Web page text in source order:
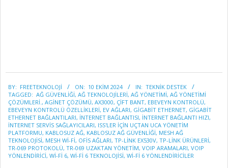
10-
10
BY: FREETEKNOLOJI ON: 10 EKIM 2024 IN: TEKNİK DESTEK
TAGGED: AĞ GÜVENLIĞI, AĞ TEKNOLOJILERI, AĞ YÖNETIMI, AĞ YÖNETIMI
ÇÖZÜMLERI., AGINET ÇÖZÜMÜ, AX3000, ÇIFT BANT, EBEVEYN KONTROLÜ,
EBEVEYN KONTROLÜ ÖZELLIKLERI, EV AĞLARI, GIGABIT ETHERNET, GIGABIT
ETHERNET BAĞLANTILARI, İNTERNET BAĞLANTISI, İNTERNET BAĞLANTI HIZI,
INTERNET SERVIS SAĞLAYICILARI, ISS'LER IÇIN UÇTAN UCA YÖNETIM
PLATFORMU, KABLOSUZ AĞ, KABLOSUZ AĞ GÜVENLIĞI, MESH AĞ
TEKNOLOJISI, MESH WI-FI, OFIS AĞLARI, TP-LINK EX530V, TP-LINK ÜRÜNLERI,
TR-069 PROTOKOLÜ, TR-069 UZAKTAN YÖNETIM, VOIP ARAMALARI, VOIP
YÖNLENDIRICI, WI-FI 6, WI-FI 6 TEKNOLOJISI, WI-FI 6 YÖNLENDIRICILER